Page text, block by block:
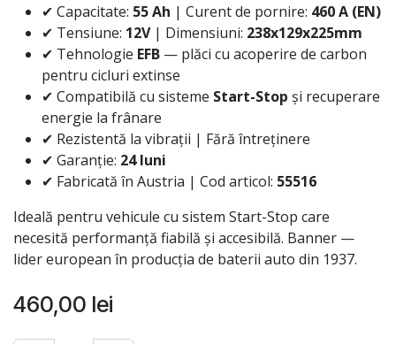
✔ Capacitate: 55 Ah | Curent de pornire: 460 A (EN)
✔ Tensiune: 12V| Dimensiuni: 238x129x225mm
✔ Tehnologie EFB — plăci cu acoperire de carbon
pentru cicluri extinse
✔ Compatibilă cu sisteme Start-Stop și recuperare
energie la frânare
✔ Rezistentă la vibrații | Fără întreținere
✔ Garanție: 24 luni
✔ Fabricată în Austria | Cod articol: 55516
Ideală pentru vehicule cu sistem Start-Stop care
necesită performanță fiabilă și accesibilă. Banner —
lider european în producția de baterii auto din 1937.
460,00 lei